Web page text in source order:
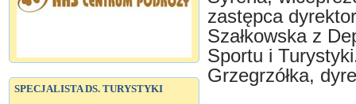
SPECJALISTA DS. TURYSTYKI
zastępca
Szałkowska z
Sportu i
Grzegrzółka,